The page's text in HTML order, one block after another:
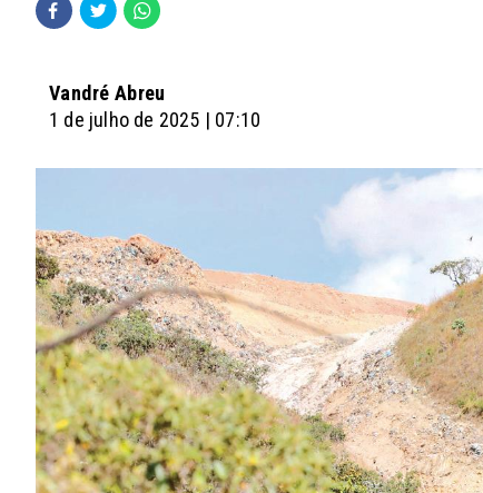
Vandré Abreu
1 de julho de 2025 | 07:10